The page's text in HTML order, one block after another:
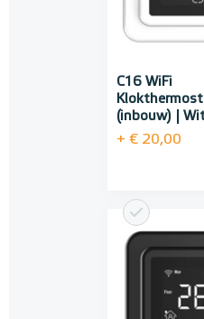
C16 WiFi
(inbouw) |
+ € 20,00